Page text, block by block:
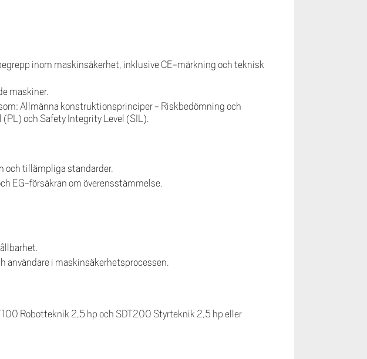
inom maskinsäkerhet, inklusive CE-märkning och teknisk
maskiner.
Allmänna konstruktionsprinciper - Riskbedömning och
och Safety Integrity Level (SIL).
och tillämpliga standarder.
EG-försäkran om överensstämmelse.
användare i maskinsäkerhetsprocessen.
Robotteknik 2,5 hp och SDT200 Styrteknik 2,5 hp eller